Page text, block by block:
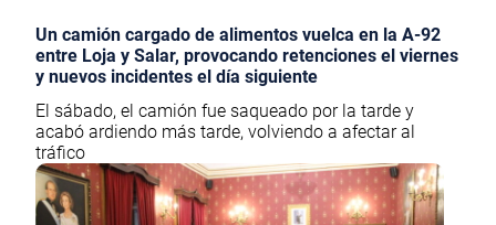
Un camión cargado de alimentos vuelca en la A-92
entre Loja y Salar, provocando retenciones el viernes
y nuevos incidentes el día siguiente
El sábado, el camión fue saqueado por la tarde y
acabó ardiendo más tarde, volviendo a afectar al
tráfico